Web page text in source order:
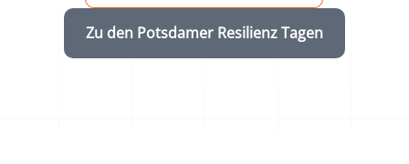
Zu den Potsdamer Resilienz Tagen